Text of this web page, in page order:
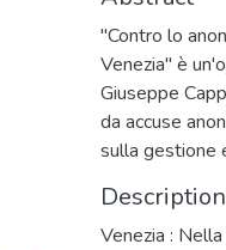
"Contro lo
Venezia" è
Giuseppe
da accuse
sulla gestione
Description
Venezia :